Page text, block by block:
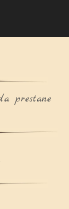
prestane